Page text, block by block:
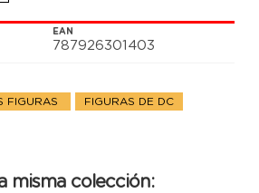
EAN
787926301403
FIGURAS FIGURAS DE DC
misma colección: